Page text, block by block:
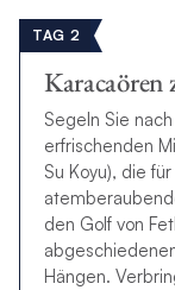
TAG 2
Karacaören
Segeln Sie
erfrischenden
Su Koyu), die
den Golf von
Hängen.